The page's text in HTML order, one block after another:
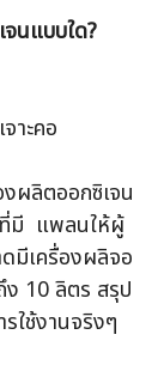
จนแบบใด?
าะคอ
ผลิตออกซิเจน
ที่มี แพลนให้ผู้
มีเครื่องผลิจอ
ง 10 ลิตร สรุป
ใช้งานจริงๆ